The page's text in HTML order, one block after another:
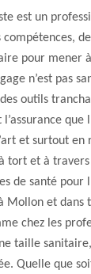
est un
pour mener
n’est pas
outils
l’assurance
et surtout en
tort et à
de santé pour
Mollon et dans
chez les
taille
Quelle que